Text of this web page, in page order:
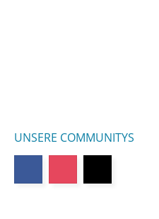
UNSERE COMMUNITYS